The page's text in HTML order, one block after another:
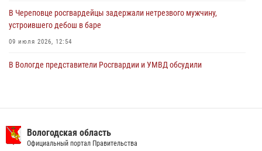
В Череповце росгвардейцы задержали нетрезвого мужчину,
устроившего дебош в баре
09 июля 2026, 12:54
В Вологде представители Росгвардии и УМВД обсудили
стрельбу
27 июля 2026, 07:28
Вологодская область
Официальный портал Правительства